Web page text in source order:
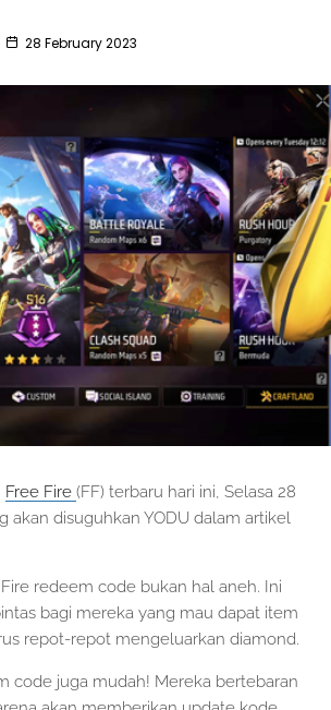
28 February 2023
Free Fire (FF) terbaru hari ini, Selasa 28
akan disuguhkan YODU dalam artikel
redeem code bukan hal aneh. Ini
bagi mereka yang mau dapat item
repot-repot mengeluarkan diamond.
code juga mudah! Mereka bertebaran